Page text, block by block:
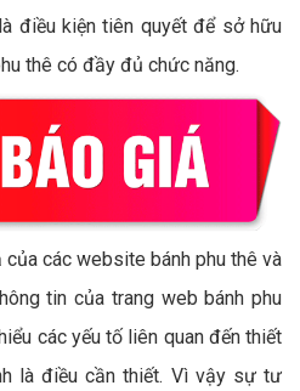
điều kiện tiên quyết để sở hữu
thê có đầy đủ chức năng.
các website bánh phu thê và
tin của trang web bánh phu
các yếu tố liên quan đến thiết
là điều cần thiết. Vì vậy sự tư